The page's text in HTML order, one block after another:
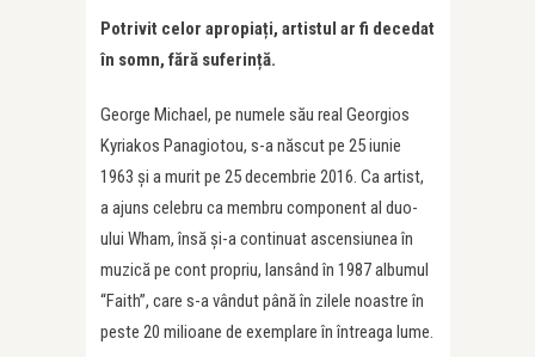
Potrivit celor apropiați, artistul ar fi decedat
în somn, fără suferință.
George Michael, pe numele său real Georgios
Kyriakos Panagiotou, s-a născut pe 25 iunie
1963 și a murit pe 25 decembrie 2016. Ca artist,
a ajuns celebru ca membru component al duo-
ului Wham, însă și-a continuat ascensiunea în
muzică pe cont propriu, lansând în 1987 albumul
“Faith”, care s-a vândut până în zilele noastre în
peste 20 milioane de exemplare în întreaga lume.